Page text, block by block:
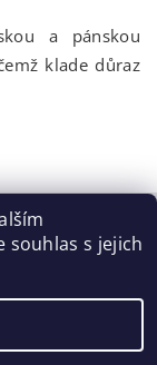
a pánskou
klade důraz
| Blog |
podmínky
s jejich